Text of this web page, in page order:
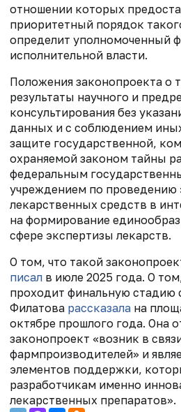
отношении которых
приоритетный порядок
определит уполномоченный
исполнительной власти.
Положения законопроекта о
результаты научного и
консультирования без
данных и с соблюдением
защите государственной,
охраняемой законом тайны
федеральным
учреждением по проведению
лекарственных средств в
на формирование
сфере экспертизы лекарств.
О том, что такой
писал в июле 2025 года. О
проходит финальную стадию
Филатова рассказала на
октябре прошлого года. Она
законопроект «возник в
фармпроизводителей» и
элементов поддержки,
разработчикам именно
лекарственных препаратов».